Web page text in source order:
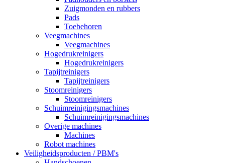
Zuigmonden en rubbers
Pads
Toebehoren
Veegmachines
Veegmachines
Hogedrukreinigers
Hogedrukreinigers
Tapijtreinigers
Tapijtreinigers
Stoomreinigers
Stoomreinigers
Schuimreinigingsmachines
Schuimreinigingsmachines
Overige machines
Machines
Robot machines
Veiligheidsproducten / PBM's